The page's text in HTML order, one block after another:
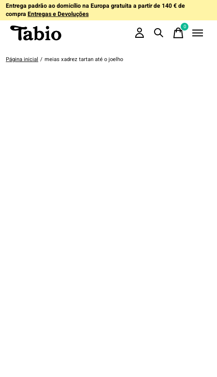
Entrega padrão ao domicílio na Europa gratuita a partir de 140 € de
compra Entregas e Devoluções
0items
Página inicial / meias xadrez tartan até o joelho